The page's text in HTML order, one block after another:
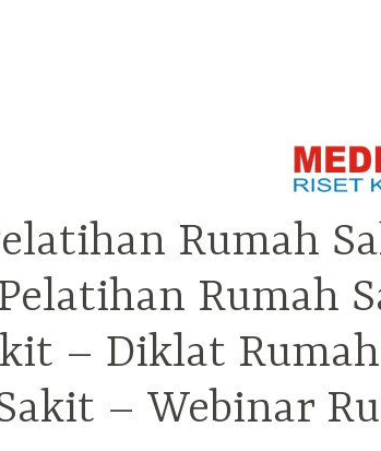
Rumah
Rumah
– Diklat
– Webinar